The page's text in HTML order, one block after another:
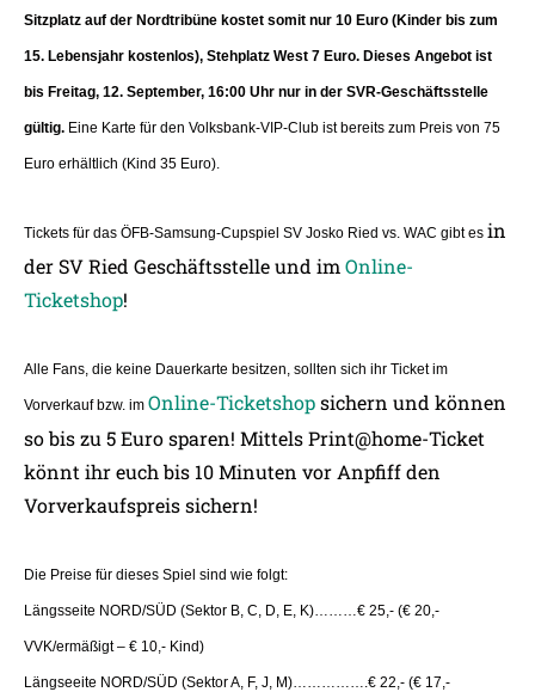
Sitzplatz auf der Nordtribüne kostet somit nur 10 Euro (Kinder bis zum
15. Lebensjahr kostenlos), Stehplatz West 7 Euro. Dieses Angebot ist
bis Freitag, 12. September, 16:00 Uhr nur in der SVR-Geschäftsstelle
gültig. Eine Karte für den Volksbank-VIP-Club ist bereits zum Preis von 75
Euro erhältlich (Kind 35 Euro).
Tickets für das ÖFB-Samsung-Cupspiel SV Josko Ried vs. WAC gibt es in
der SV Ried Geschäftsstelle und im Online-
Ticketshop!
Alle Fans, die keine Dauerkarte besitzen, sollten sich ihr Ticket im
Vorverkauf bzw. im Online-Ticketshopsichern und können
so bis zu 5 Euro sparen! Mittels Print@home-Ticket
könnt ihr euch bis 10 Minuten vor Anpfiff den
Vorverkaufspreis sichern!
Die Preise für dieses Spiel sind wie folgt:
Längsseite NORD/SÜD (Sektor B, C, D, E, K)………€ 25,- (€ 20,-
VVK/ermäßigt – € 10,- Kind)
Längseeite NORD/SÜD (Sektor A, F, J, M)…………….€ 22,- (€ 17,-